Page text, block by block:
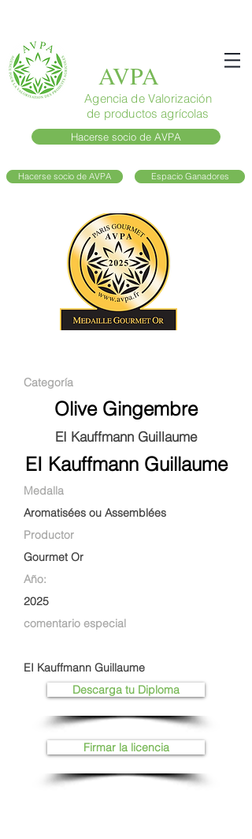
AVPA
Agencia de Valorización
de productos agrícolas
Hacerse socio de AVPA
Hacerse socio de AVPA Espacio Ganadores
Categoría
Olive Gingembre
EI Kauffmann Guillaume
EI Kauffmann Guillaume
Medalla
Aromatisées ou Assemblées
Productor
Gourmet Or
Año:
2025
comentario especial
EI Kauffmann Guillaume
Descarga tu Diploma
Firmar la licencia